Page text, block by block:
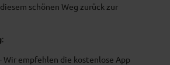
schönen Weg zurück zur
:
Wir empfehlen die kostenlose App